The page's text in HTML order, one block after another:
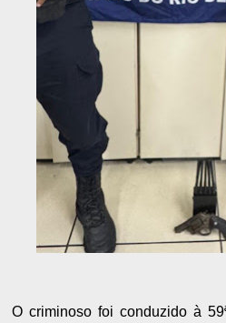
O criminoso foi conduzido à